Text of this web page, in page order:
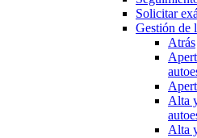
Solicitar
Gestión de
Atrás
Alta
Alta